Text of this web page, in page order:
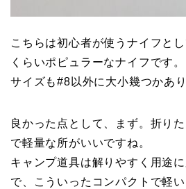
こちらは初心者が使うナイフと
くらいポピュラーなナイフです。
サイズも#8以外に大小幾つかあり
良かった点として、まず。折り
で軽量な所がいいですね。
キャンプ道具は解りやすく用途
で、こういったコンパクトで軽